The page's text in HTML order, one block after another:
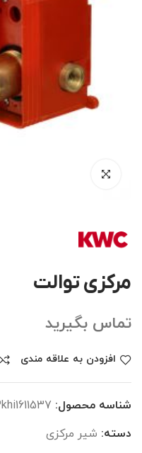
مرکزی توالت
تماس بگیرید
افزودن به علاقه مندی
شناسه محصول:
دسته: شیر مرکزی